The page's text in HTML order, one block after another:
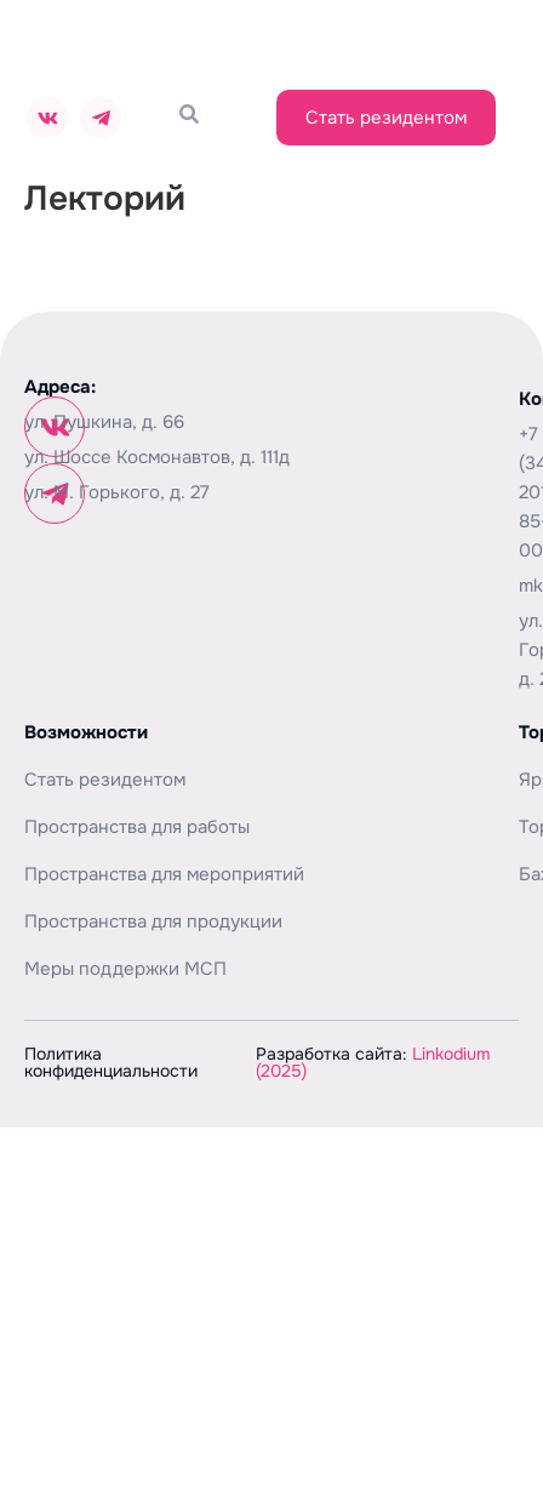
Стать резидентом
Лекторий
Адреса:
ул. Пушкина, д. 66
ул. Шоссе Космонавтов, д. 111д
ул. М. Горького, д. 27
+7
00
д.
Возможности
Стать резидентом
Пространства для работы
Пространства для мероприятий
Пространства для продукции
Меры поддержки МСП
Политика
конфиденциальности
Разработка сайта: Linkodium
(2025)